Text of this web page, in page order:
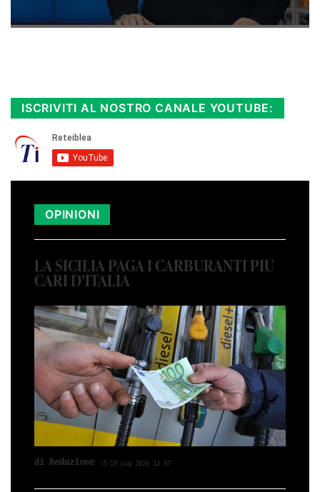
ISCRIVITI AL NOSTRO CANALE YOUTUBE:
OPINIONI
LA SICILIA PAGA I CARBURANTI PIÙ
CARI D’ITALIA
di Red­azio­ne 19 Lug 2026 13:07